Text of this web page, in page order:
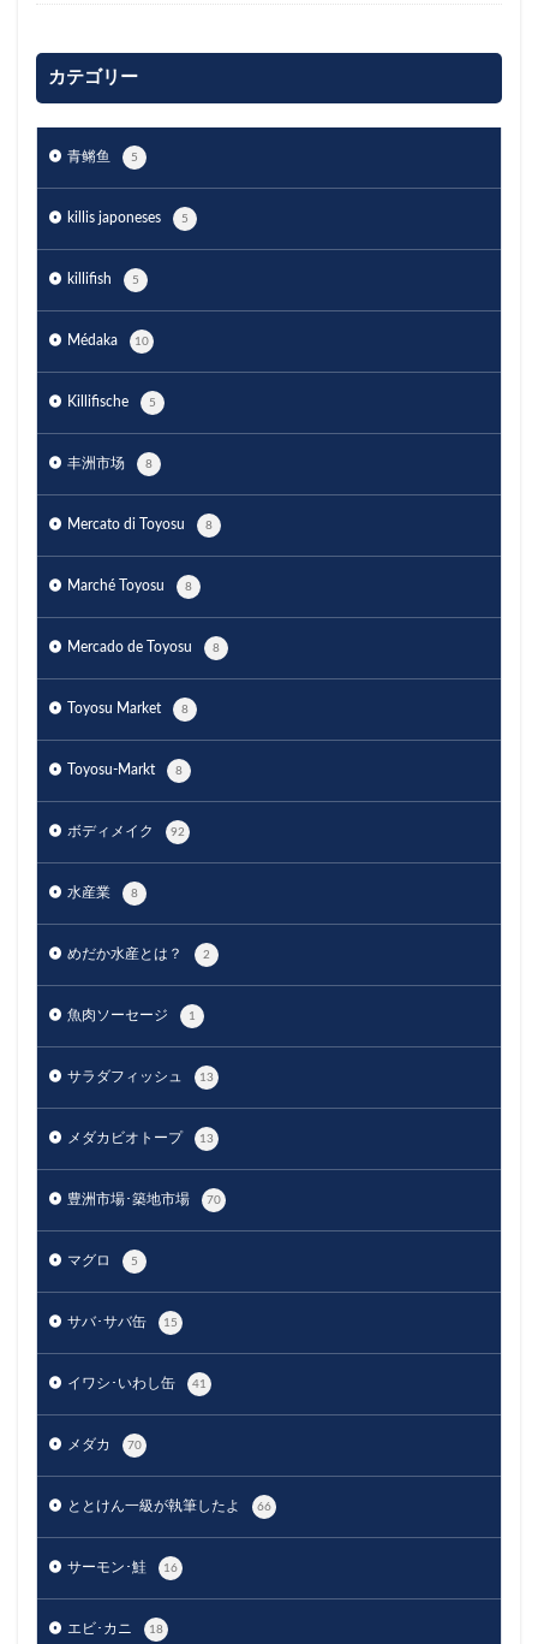
カテゴリー
青鳉鱼 5
killis japoneses 5
killifish 5
Médaka 10
Killifische 5
丰洲市场 8
Mercato di Toyosu 8
Marché Toyosu 8
Mercado de Toyosu 8
Toyosu Market 8
Toyosu-Markt 8
ボディメイク 92
水産業 8
めだか水産とは？ 2
魚肉ソーセージ 1
サラダフィッシュ 13
メダカビオトープ 13
豊洲市場･築地市場 70
マグロ 5
サバ･サバ缶 15
イワシ･いわし缶 41
メダカ 70
ととけん一級が執筆したよ 66
サーモン･鮭 16
エビ･カニ 18